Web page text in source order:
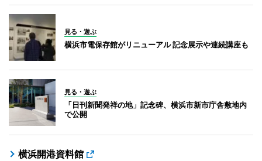
見る・遊ぶ
横浜市電保存館がリニューアル 記念展示や連続講座も
見る・遊ぶ
「日刊新聞発祥の地」記念碑、横浜市新市庁舎敷地内
で公開
横浜開港資料館